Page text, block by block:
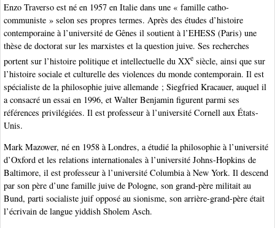
Enzo Traverso est né en 1957 en Italie dans une « famille catho-
communiste » selon ses propres termes. Après des études d’histoire
contemporaine à l’université de Gênes il soutient à l’EHESS (Paris) une
thèse de doctorat sur les marxistes et la question juive. Ses recherches
portent sur l’histoire politique et intellectuelle du XXe siècle, ainsi que sur
l’histoire sociale et culturelle des violences du monde contemporain. Il est
spécialiste de la philosophie juive allemande ; Siegfried Kracauer, auquel il
a consacré un essai en 1996, et Walter Benjamin figurent parmi ses
références privilégiées. Il est professeur à l’université Cornell aux États-
Unis.
Mark Mazower, né en 1958 à Londres, a étudié la philosophie à l’université
d’Oxford et les relations internationales à l’université Johns-Hopkins de
Baltimore, il est professeur à l’université Columbia à New York. Il descend
par son père d’une famille juive de Pologne, son grand-père militait au
Bund, parti socialiste juif opposé au sionisme, son arrière-grand-père était
l’écrivain de langue yiddish Sholem Asch.